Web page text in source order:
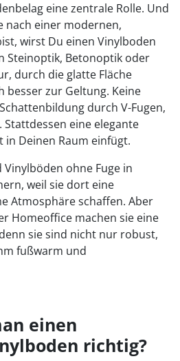
eine zentrale Rolle. Und
nach einer modernen,
wirst Du einen Vinylboden
Steinoptik, Betonoptik oder
durch die glatte Fläche
besser zur Geltung. Keine
durch V-Fugen,
Stattdessen eine elegante
in Deinen Raum einfügt.
ohne Fuge in
weil sie dort eine
Atmosphäre schaffen. Aber
Homeoffice machen sie eine
sie sind nicht nur robust,
fußwarm und
einen
richtig?